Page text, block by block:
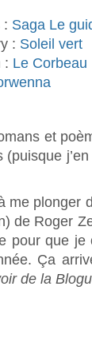
: Saga Le
: Soleil vert
: Le Corbeau
et
me plonger
de Roger
pour que
Ça
de la